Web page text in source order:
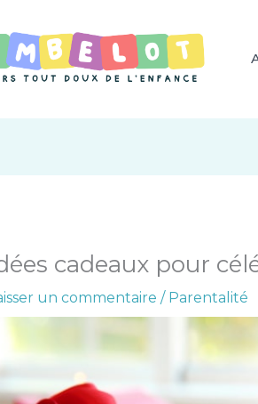
cadeaux pour
un commentaire / Parentalité